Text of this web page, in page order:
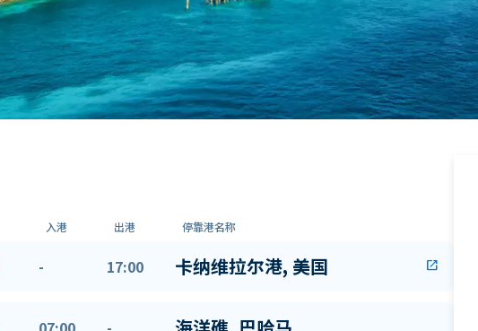
入港 出港 停靠港名称
- 17:00 卡纳维拉尔港, 美国 open_in_new